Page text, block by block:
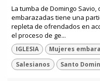
La tumba de Domingo
embarazadas tiene una
repleta de ofrendados en
el proceso de ge...
IGLESIA Mujeres
Salesianos
Santo